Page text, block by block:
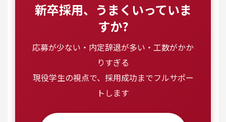
新卒採用、うまくいっていま
すか?
応募が少ない・内定辞退が多い・工数がかか
りすぎる
現役学生の視点で、採用成功までフルサポー
トします